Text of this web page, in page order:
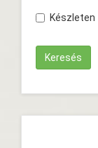
Készleten